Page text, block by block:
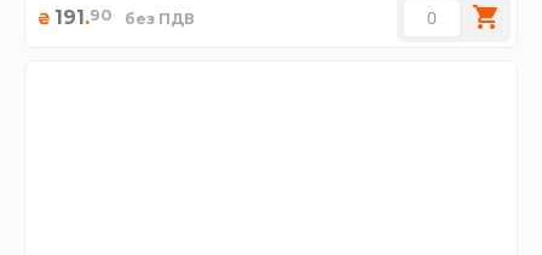
₴ 191.90 без ПДВ